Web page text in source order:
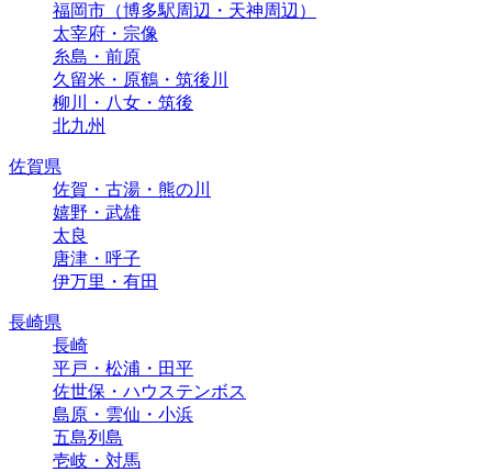
福岡市（博多駅周辺・天神周辺）
太宰府・宗像
糸島・前原
久留米・原鶴・筑後川
柳川・八女・筑後
北九州
佐賀県
佐賀・古湯・熊の川
嬉野・武雄
太良
唐津・呼子
伊万里・有田
長崎県
長崎
平戸・松浦・田平
佐世保・ハウステンボス
島原・雲仙・小浜
五島列島
壱岐・対馬